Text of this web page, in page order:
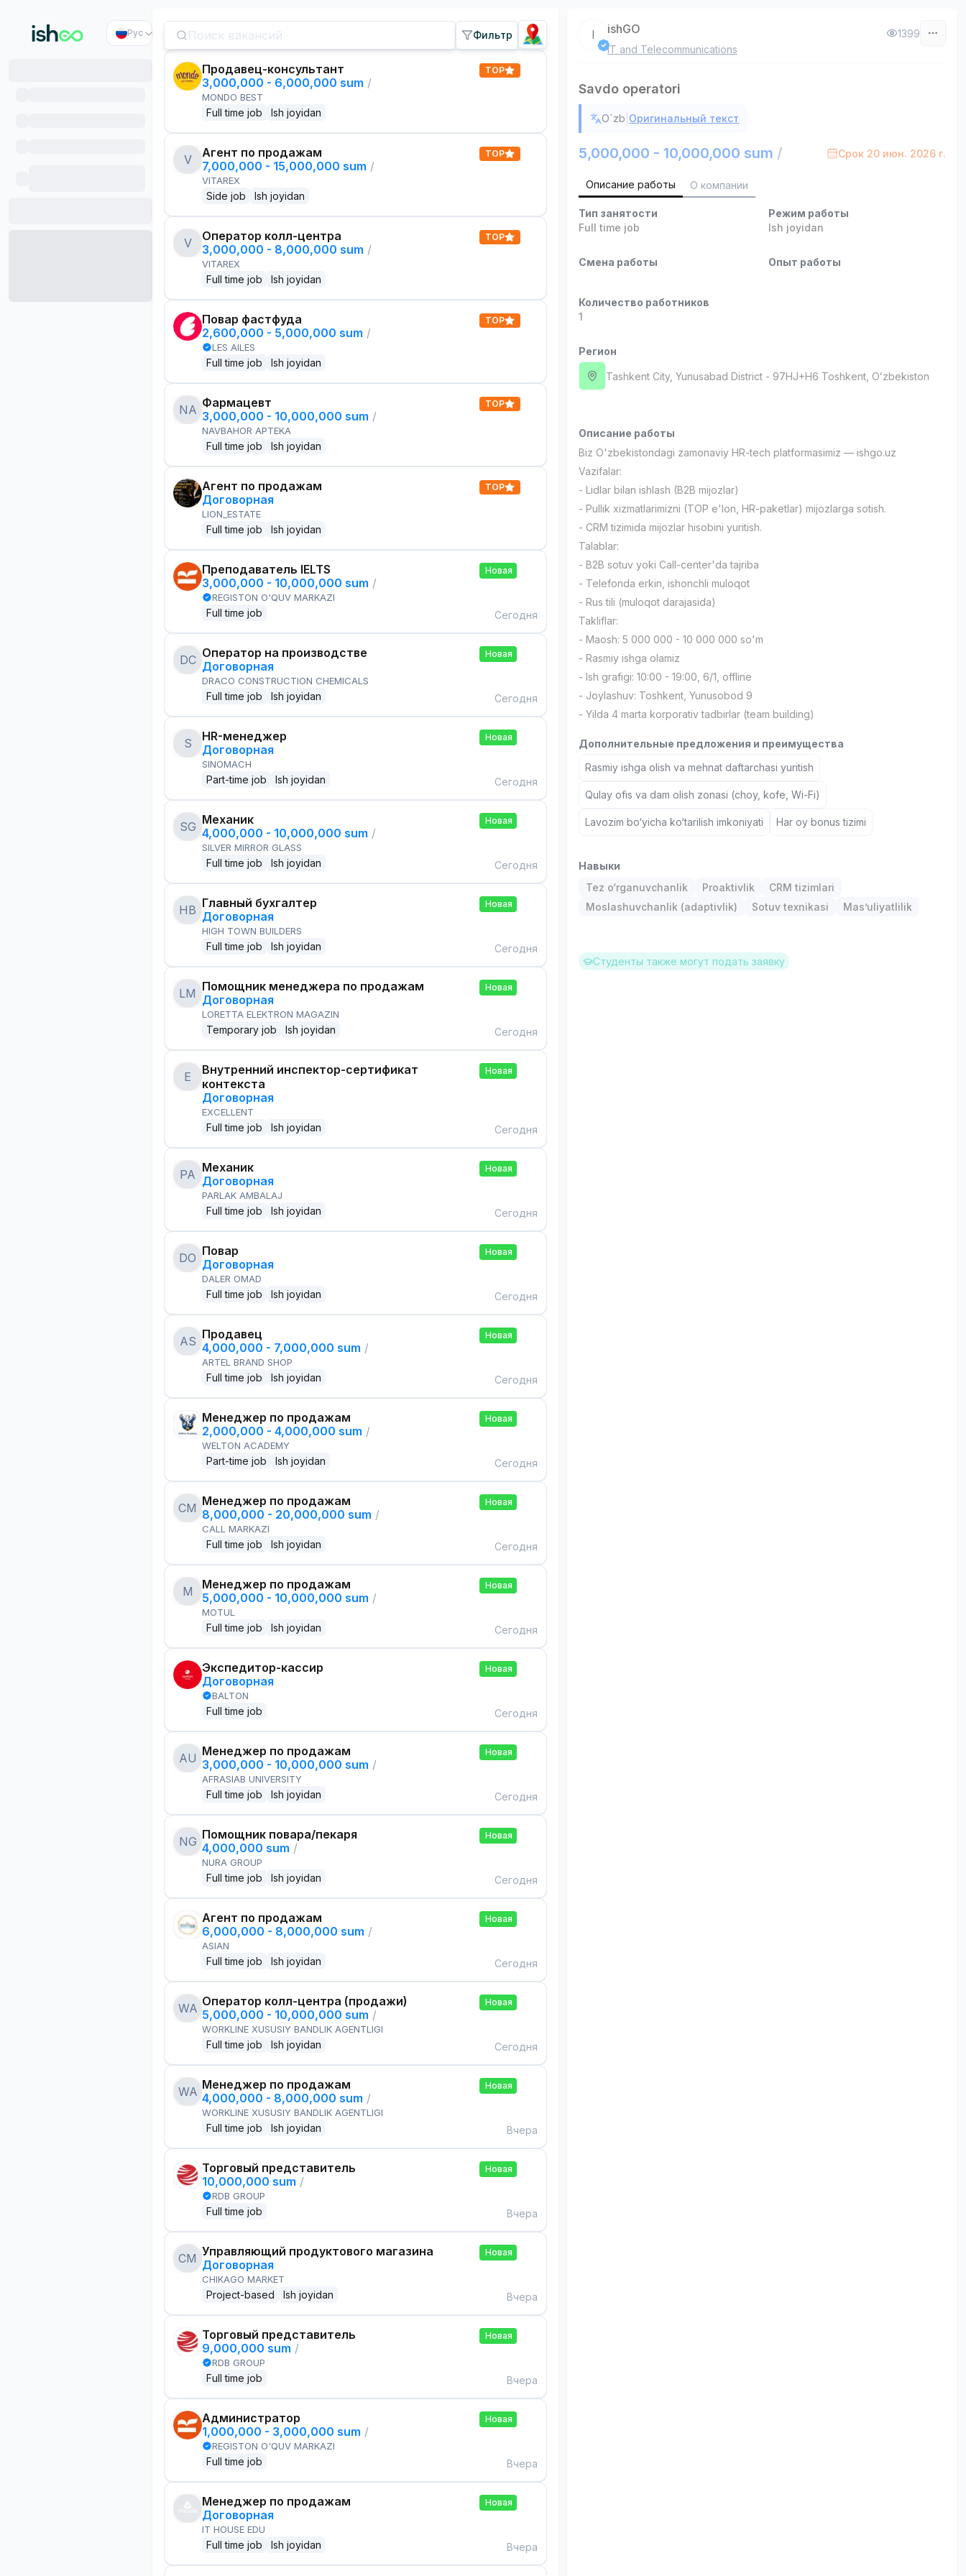
Рус Фильтр
Продавец-консультант
3,000,000 - 6,000,000 sum /
MONDO BEST
Full time job Ish joyidan
TOP
V
Агент по продажам
7,000,000 - 15,000,000 sum /
VITAREX
Side job Ish joyidan
TOP
V
Оператор колл-центра
3,000,000 - 8,000,000 sum /
VITAREX
Full time job Ish joyidan
TOP
Повар фастфуда
2,600,000 - 5,000,000 sum /
LES AILES
Full time job Ish joyidan
TOP
NA Фармацевт
3,000,000 - 10,000,000 sum /
NAVBAHOR APTEKA
Full time job Ish joyidan
TOP
Агент по продажам
Договорная
LION_ESTATE
Full time job Ish joyidan
TOP
Преподаватель IELTS
3,000,000 - 10,000,000 sum /
REGISTON O'QUV MARKAZI
Full time job
Новая
Сегодня
DC Оператор на производстве
Договорная
DRACO CONSTRUCTION CHEMICALS
Full time job Ish joyidan
Новая
Сегодня
S
HR-менеджер
Договорная
SINOMACH
Part-time job Ish joyidan
Новая
Сегодня
SG Механик
4,000,000 - 10,000,000 sum /
SILVER MIRROR GLASS
Full time job Ish joyidan
Новая
Сегодня
HB Главный бухгалтер
Договорная
HIGH TOWN BUILDERS
Full time job Ish joyidan
Новая
Сегодня
LM Помощник менеджера по продажам
Договорная
LORETTA ELEKTRON MAGAZIN
Temporary job Ish joyidan
Новая
Сегодня
E
Внутренний инспектор-сертификат
контекста
Договорная
EXCELLENT
Full time job Ish joyidan
Новая
Сегодня
PA Механик
Договорная
PARLAK AMBALAJ
Full time job Ish joyidan
Новая
Сегодня
DO Повар
Договорная
DALER OMAD
Full time job Ish joyidan
Новая
Сегодня
AS Продавец
4,000,000 - 7,000,000 sum /
ARTEL BRAND SHOP
Full time job Ish joyidan
Новая
Сегодня
Менеджер по продажам
2,000,000 - 4,000,000 sum /
WELTON ACADEMY
Part-time job Ish joyidan
Новая
Сегодня
CM Менеджер по продажам
8,000,000 - 20,000,000 sum /
CALL MARKAZI
Full time job Ish joyidan
Новая
Сегодня
M
Менеджер по продажам
5,000,000 - 10,000,000 sum /
MOTUL
Full time job Ish joyidan
Новая
Сегодня
Экспедитор-кассир
Договорная
BALTON
Full time job
Новая
Сегодня
AU Менеджер по продажам
3,000,000 - 10,000,000 sum /
AFRASIAB UNIVERSITY
Full time job Ish joyidan
Новая
Сегодня
NG Помощник повара/пекаря
4,000,000 sum /
NURA GROUP
Full time job Ish joyidan
Новая
Сегодня
Агент по продажам
6,000,000 - 8,000,000 sum /
ASIAN
Full time job Ish joyidan
Новая
Сегодня
WA Оператор колл-центра (продажи)
5,000,000 - 10,000,000 sum /
WORKLINE XUSUSIY BANDLIK AGENTLIGI
Full time job Ish joyidan
Новая
Сегодня
WA Менеджер по продажам
4,000,000 - 8,000,000 sum /
WORKLINE XUSUSIY BANDLIK AGENTLIGI
Full time job Ish joyidan
Новая
Вчера
Торговый представитель
10,000,000 sum /
RDB GROUP
Full time job
Новая
Вчера
CM Управляющий продуктового магазина
Договорная
CHIKAGO MARKET
Project-based Ish joyidan
Новая
Вчера
Торговый представитель
9,000,000 sum /
RDB GROUP
Full time job
Новая
Вчера
Администратор
1,000,000 - 3,000,000 sum /
REGISTON O'QUV MARKAZI
Full time job
Новая
Вчера
Менеджер по продажам
Договорная
IT HOUSE EDU
Full time job Ish joyidan
Новая
Вчера
I ishGO
IT and Telecommunications
1399
Savdo operatori
O`zb Оригинальный текст
5,000,000 - 10,000,000 sum / Срок 20 июн. 2026 г.
Описание работы О компании
Тип занятости
Full time job
Режим работы
Ish joyidan
Смена работы Опыт работы
Количество работников
1
Регион
Tashkent City, Yunusabad District - 97HJ+H6 Тоshkent, Oʻzbekiston
Описание работы
Biz O'zbekistondagi zamonaviy HR-tech platformasimiz — ishgo.uz
Vazifalar:
- Lidlar bilan ishlash (B2B mijozlar)
- Pullik xizmatlarimizni (TOP e'lon, HR-paketlar) mijozlarga sotish.
- CRM tizimida mijozlar hisobini yuritish.
Talablar:
- B2B sotuv yoki Call-center'da tajriba
- Telefonda erkin, ishonchli muloqot
- Rus tili (muloqot darajasida)
Takliflar:
- Maosh: 5 000 000 - 10 000 000 so'm
- Rasmiy ishga olamiz
- Ish grafigi: 10:00 - 19:00, 6/1, offline
- Joylashuv: Toshkent, Yunusobod 9
- Yilda 4 marta korporativ tadbirlar (team building)
Дополнительные предложения и преимущества
Rasmiy ishga olish va mehnat daftarchasi yuritish
Qulay ofis va dam olish zonasi (choy, kofe, Wi-Fi)
Lavozim bo‘yicha ko‘tarilish imkoniyati Har oy bonus tizimi
Навыки
Tez o‘rganuvchanlik
Proaktivlik
CRM tizimlari
Moslashuvchanlik (adaptivlik)
Sotuv texnikasi Mas’uliyatlilik
Студенты также могут подать заявку